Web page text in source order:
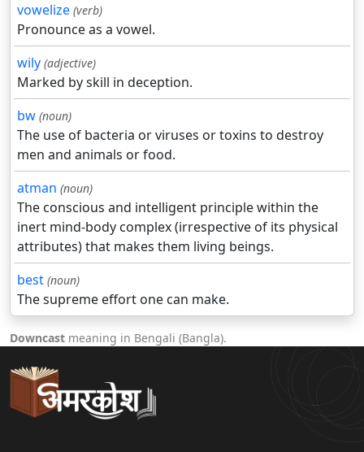
vowelize (verb)
Pronounce as a vowel.
wily (adjective)
Marked by skill in deception.
bw (noun)
The use of bacteria or viruses or toxins to destroy
men and animals or food.
atman (noun)
The conscious and intelligent principle within the
inert mind-body complex (irrespective of its physical
attributes) that makes them living beings.
best (noun)
The supreme effort one can make.
Downcast meaning in Bengali (Bangla).